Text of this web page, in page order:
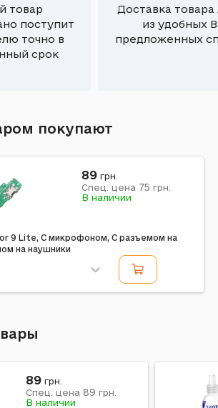
товар
поступит
точно в
срок
Доставка
из удобных
предложенных
покупают
9 Lite, С микрофоном, С разъемом на
на наушники
89 грн.
Спец. цена 75 грн.
В наличии
89 грн.
Спец. цена 89 грн.
В наличии